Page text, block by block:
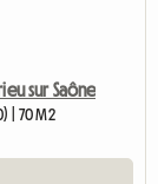
sur Saône
| 70 M2